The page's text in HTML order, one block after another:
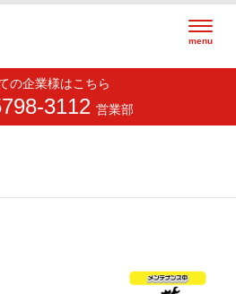
menu
の企業様はこちら
3112 営業部